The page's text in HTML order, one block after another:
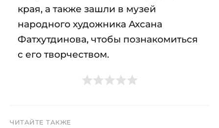
края, а также зашли в музей
народного художника Ахсана
Фатхутдинова, чтобы познакомиться
с его творчеством.
ЧИТАЙТЕ ТАКЖЕ